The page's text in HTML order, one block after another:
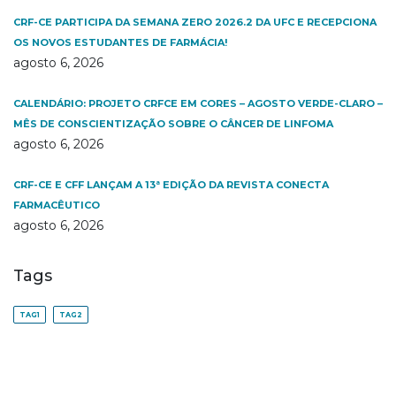
CRF-CE PARTICIPA DA SEMANA ZERO 2026.2 DA UFC E RECEPCIONA
OS NOVOS ESTUDANTES DE FARMÁCIA!
agosto 6, 2026
CALENDÁRIO: PROJETO CRFCE EM CORES – AGOSTO VERDE-CLARO –
MÊS DE CONSCIENTIZAÇÃO SOBRE O CÂNCER DE LINFOMA
agosto 6, 2026
CRF-CE E CFF LANÇAM A 13ª EDIÇÃO DA REVISTA CONECTA
FARMACÊUTICO
agosto 6, 2026
Tags
TAG1 TAG2